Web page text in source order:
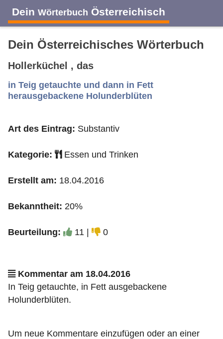
Dein Wörterbuch Österreichisch
A B C D E F
S T U V W X
Dein Österreichisches Wörterbuch
Hollerküchel , das
in Teig getauchte und dann in Fett
herausgebackene Holunderblüten
Art des Eintrag: Substantiv
Kategorie: Essen und Trinken
Erstellt am: 18.04.2016
Bekanntheit: 20%
Beurteilung: 11 | 0
Kommentar am 18.04.2016
In Teig getauchte, in Fett ausgebackene
Holunderblüten.
Um neue Kommentare einzufügen oder an einer